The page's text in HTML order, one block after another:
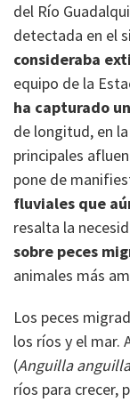
del Río
detectada en el
consideraba
equipo de la
ha capturado
de longitud, en
principales
pone de
fluviales que
resalta la
sobre peces
animales más
Los peces
los ríos y el mar.
(Anguilla anguilla
ríos para crecer,